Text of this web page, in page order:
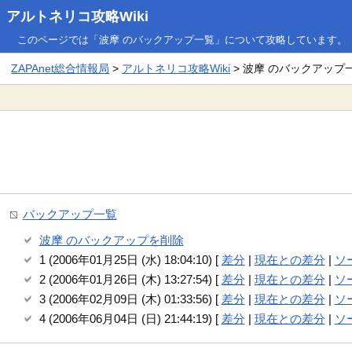
アルトネリコ攻略Wiki
このページでは「波摩 のバックアップ一覧」について攻略しています。
ZAPAnet総合情報局 > アルトネリコ攻略Wiki > 波摩 のバックアップ
バックアップ一覧
波摩 のバックアップを削除
1 (2006年01月25日 (水) 18:04:10) [ 差分| 現在との差分| ソ
2 (2006年01月26日 (木) 13:27:54) [ 差分| 現在との差分| ソ
3 (2006年02月09日 (木) 01:33:56) [ 差分| 現在との差分| ソ
4 (2006年06月04日 (日) 21:44:19) [ 差分| 現在との差分| ソ